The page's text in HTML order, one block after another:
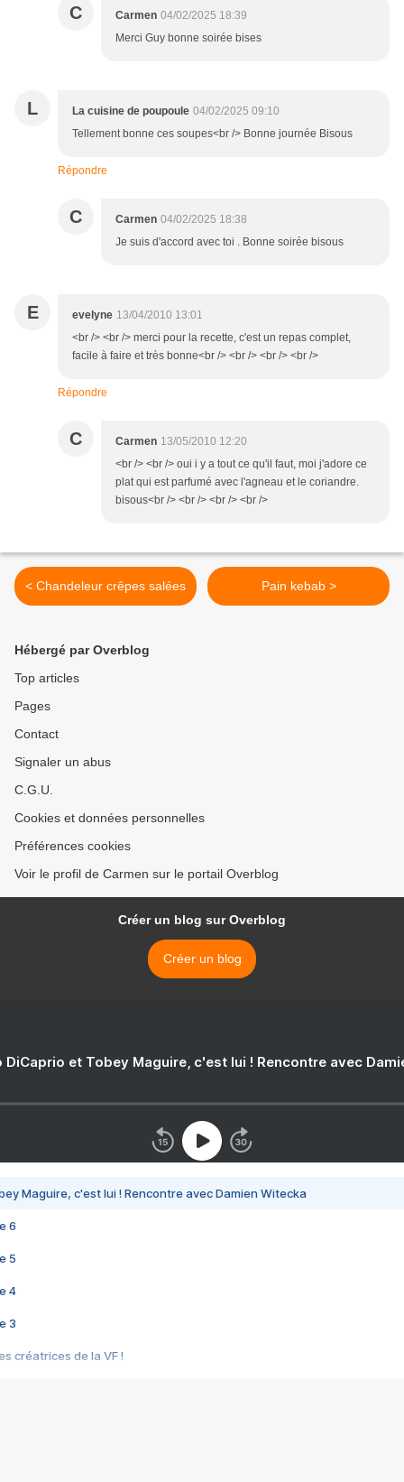
C Carmen 04/02/2025 18:39
Merci Guy bonne soirée bises
L La cuisine de poupoule 04/02/2025 09:10
Tellement bonne ces soupes<br /> Bonne journée Bisous
Répondre
C Carmen 04/02/2025 18:38
Je suis d'accord avec toi . Bonne soirée bisous
E evelyne 13/04/2010 13:01
<br /> <br /> merci pour la recette, c'est un repas complet,
facile à faire et très bonne<br /> <br /> <br /> <br />
Répondre
C Carmen 13/05/2010 12:20
<br /> <br /> oui i y a tout ce qu'il faut, moi j'adore ce
plat qui est parfumé avec l'agneau et le coriandre.
bisous<br /> <br /> <br /> <br />
< Chandeleur crêpes salées Pain kebab >
Hébergé par Overblog
Top articles
Pages
Contact
Signaler un abus
C.G.U.
Cookies et données personnelles
Préférences cookies
Voir le profil de Carmen sur le portail Overblog
Créer un blog sur Overblog
Créer un blog
DiCaprio et Tobey Maguire, c'est lui ! Rencontre avec
Maguire, c'est lui ! Rencontre avec Damien Witecka
6
5
4
3
créatrices de la VF !